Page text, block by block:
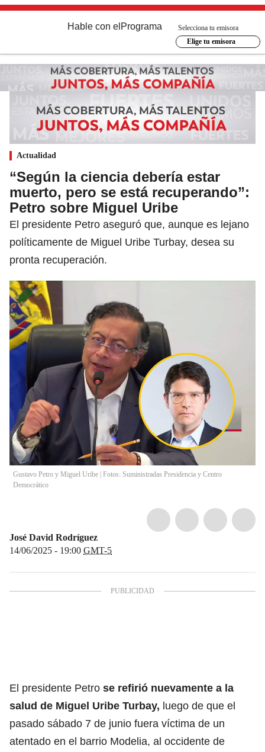
Hable con el Programa
Selecciona tu emisora
Elige tu emisora
Actualidad
“Según la ciencia debería estar
muerto, pero se está recuperando”:
Petro sobre Miguel Uribe
El presidente Petro aseguró que, aunque es lejano
políticamente de Miguel Uribe Turbay, desea su
pronta recuperación.
Gustavo Petro y Miguel Uribe | Fotos: Suministradas Presidencia y Centro
Democrático
José David Rodríguez
14/06/2025 - 19:00 GMT-5
El presidente Petro se refirió nuevamente a la
salud de Miguel Uribe Turbay, luego de que el
pasado sábado 7 de junio fuera víctima de un
atentado en el barrio Modelia, al occidente de